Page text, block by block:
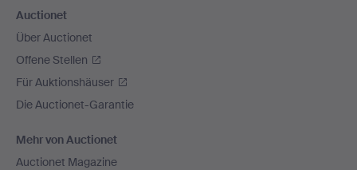
Auctionet
Über Auctionet
Offene Stellen
Für Auktionshäuser
Die Auctionet-Garantie
Mehr von Auctionet
Auctionet Magazine